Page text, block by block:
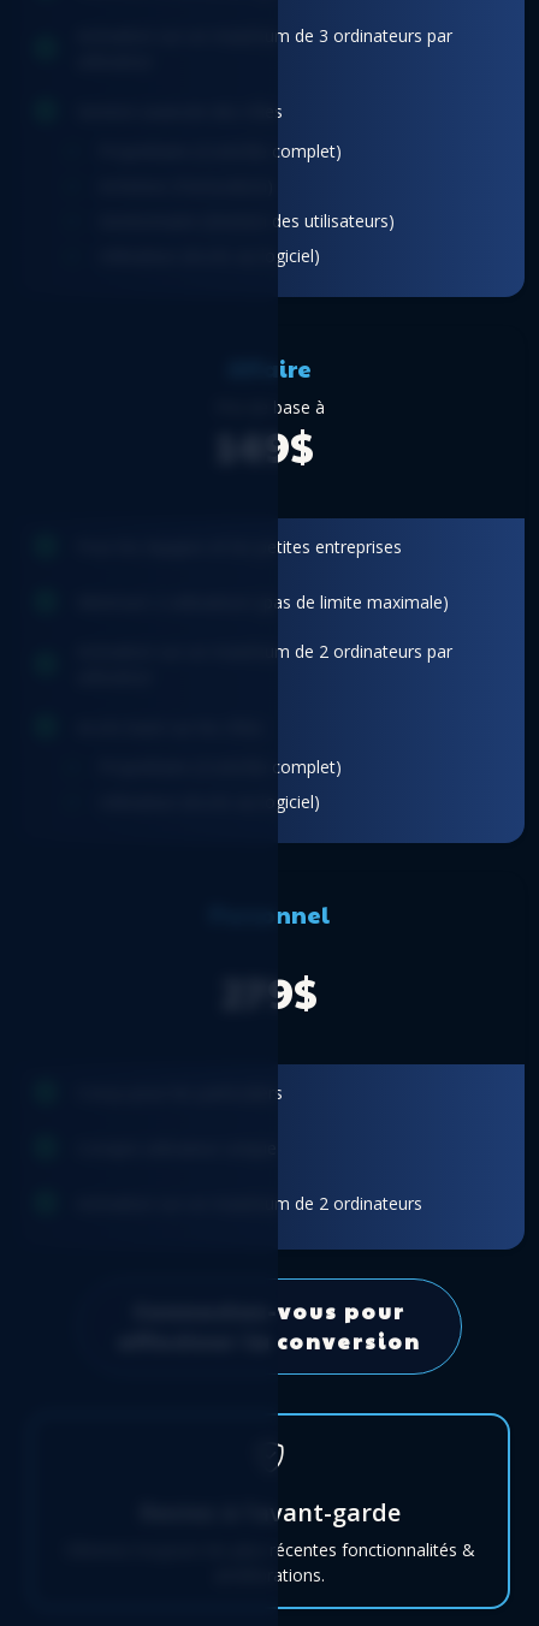
Activation sur un maximum de 3 ordinateurs par
Gestion avancée des rôles
Propriétaire (Contrôle complet)
Gestionnaire (Gestion des utilisateurs)
Utilisateur (Accès au logiciel)
Affaire
Prix de base à
149$
Pour les équipes et les petites entreprises
Minimum 2 utilisateurs (pas de limite maximale)
Activation sur un maximum de 2 ordinateurs par
Propriétaire (Contrôle complet)
Utilisateur (Accès au logiciel)
Personnel
279$
Conçu pour les particuliers
Activation sur un maximum de 2 ordinateurs
Connectez-vous pour
effectuer la conversion
Restez à l’avant-garde
Obtenez toujours les plus récentes fonctionnalités &
améliorations.